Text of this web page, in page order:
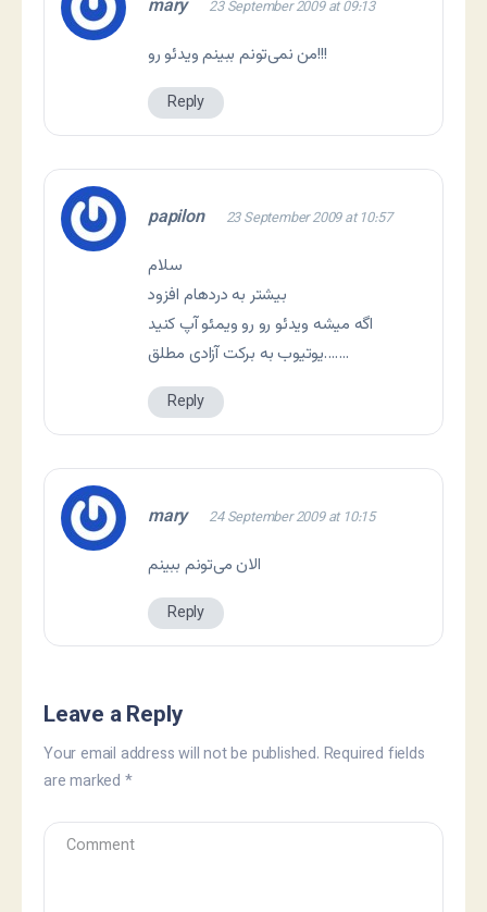
mary 23 September 2009 at 09:13
من نمی‌تونم ببینم ویدئو رو!!!
Reply
papilon 23 September 2009 at 10:57
سلام
بیشتر به دردهام افزود
اگه میشه ویدئو رو رو ویمئو آپ کنید
یوتیوب به برکت آزادی مطلق…….
Reply
mary 24 September 2009 at 10:15
الان می‌تونم ببینم
Reply
Leave a Reply
Your email address will not be published. Required fields
are marked *